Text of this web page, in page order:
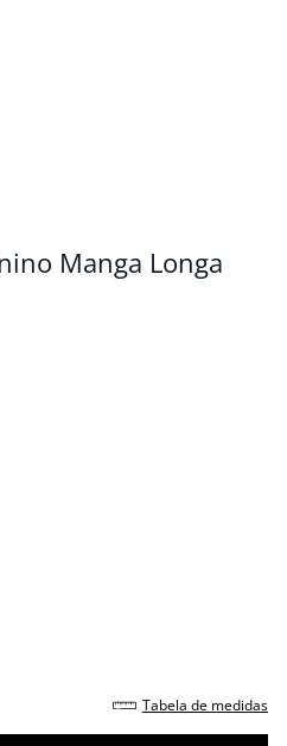
Manga Longa
tabela de medidas